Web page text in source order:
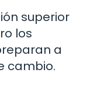
superior
los
a
cambio.